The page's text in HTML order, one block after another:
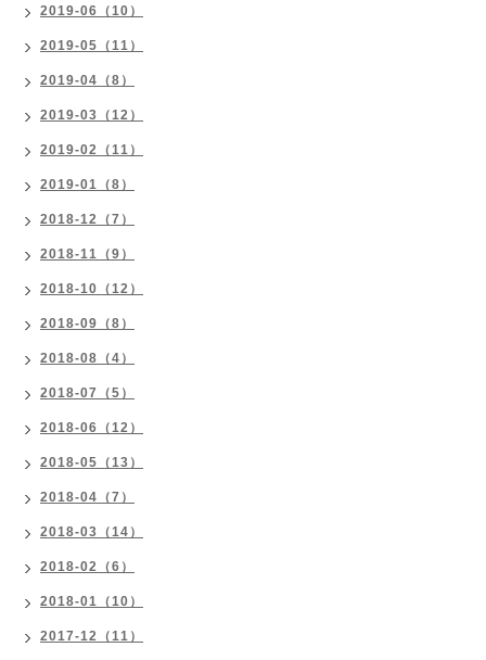
2019-06（10）
2019-05（11）
2019-04（8）
2019-03（12）
2019-02（11）
2019-01（8）
2018-12（7）
2018-11（9）
2018-10（12）
2018-09（8）
2018-08（4）
2018-07（5）
2018-06（12）
2018-05（13）
2018-04（7）
2018-03（14）
2018-02（6）
2018-01（10）
2017-12（11）